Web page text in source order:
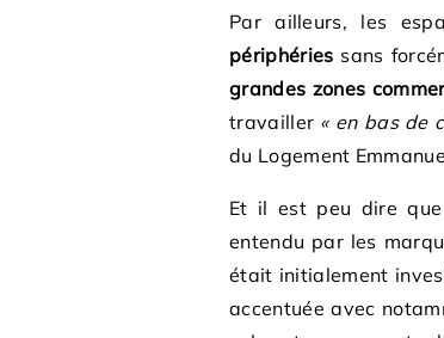
Par ailleurs, les
périphéries sans
grandes zones
travailler « en bas de
du Logement
Et il est peu dire que
entendu par les
était initialement
accentuée avec